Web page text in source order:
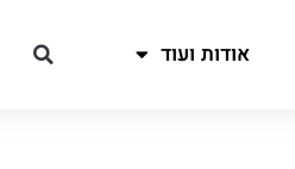
אודות ועוד